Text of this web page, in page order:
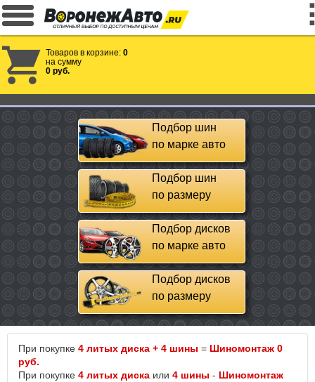
Товаров в корзине: 0
на сумму
0 руб.
Подбор шин
по марке авто
Подбор шин
по размеру
Подбор дисков
по марке авто
Подбор дисков
по размеру
При покупке 4 литых диска + 4 шины = Шиномонтаж 0
руб.
При покупке 4 литых диска или 4 шины - Шиномонтаж